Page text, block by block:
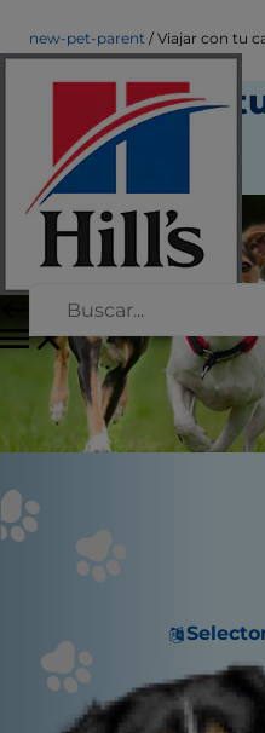
new-pet-parent Viajar con tu
Viajar con
Nuevo propietario
Autor del personal